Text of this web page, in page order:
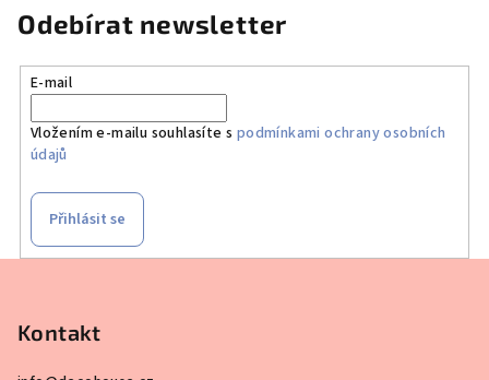
Odebírat newsletter
E-mail
Vložením e-mailu souhlasíte s podmínkami ochrany osobních
údajů
Přihlásit se
Kontakt